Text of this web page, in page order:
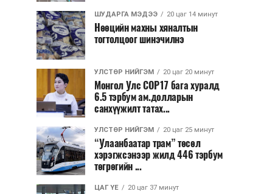
ШУДАРГА МЭДЭЭ 20 цаг 14 минут
Нөөцийн махны хяналтын
тогтолцоог шинэчилнэ
УЛСТӨР НИЙГЭМ 20 цаг 20 минут
Монгол Улс COP17 бага хуралд
6.5 тэрбум ам.долларын
санхүүжилт татах...
УЛСТӨР НИЙГЭМ 20 цаг 25 минут
“Улаанбаатар трам” төсөл
хэрэгжсэнээр жилд 446 тэрбум
төгрөгийн ...
ЦАГ ҮЕ 20 цаг 37 минут